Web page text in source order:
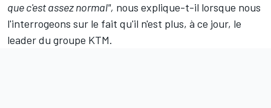
que c'est assez normal", nous explique-t-il lorsque nous
l'interrogeons sur le fait qu'il n'est plus, à ce jour, le
leader du groupe KTM.